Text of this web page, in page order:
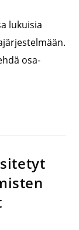
lukuisia
osa-